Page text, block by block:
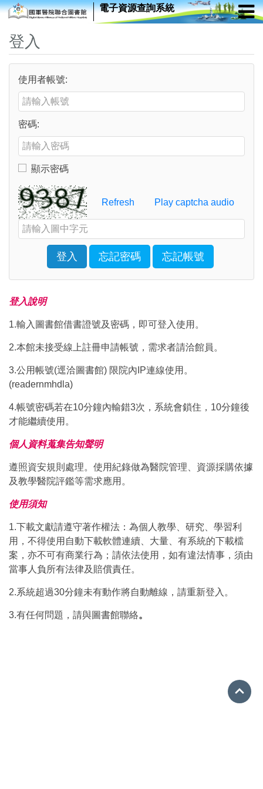
電子資源查詢系統
登入
使用者帳號:
Enter your username or email address
密碼:
Enter your password
顯示密碼
Toggle to show or hide your password
Verification Code
Refresh
Play captcha audio
Enter the characters shown in the image above
登入 忘記密碼 忘記帳號
登入說明
1.輸入圖書館借書證號及密碼，即可登入使用。
2.本館未接受線上註冊申請帳號，需求者請洽館員。
3.公用帳號(逕洽圖書館) 限院內IP連線使用。
(readernmhdla)
4.帳號密碼若在10分鐘內輸錯3次，系統會鎖住，10分鐘後
才能繼續使用。
個人資料蒐集告知聲明
遵照資安規則處理。使用紀錄做為醫院管理、資源採購依據
及教學醫院評鑑等需求應用。
使用須知
1.下載文獻請遵守著作權法：為個人教學、研究、學習利
用，不得使用自動下載軟體連續、大量、有系統的下載檔
案，亦不可有商業行為；請依法使用，如有違法情事，須由
當事人負所有法律及賠償責任。
2.系統超過30分鐘未有動作將自動離線，請重新登入。
3.有任何問題，請與圖書館聯絡。